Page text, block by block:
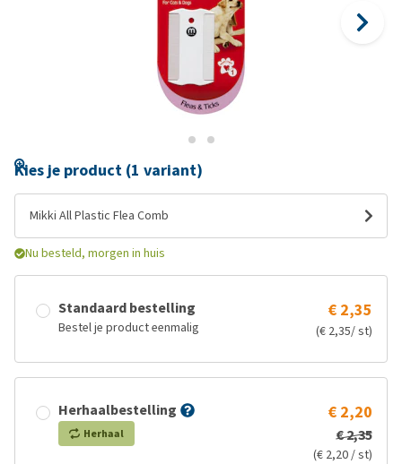
Kies je product (1 variant)
Mikki All Plastic Flea Comb
Nu besteld, morgen in huis
Standaard bestelling
Bestel je product eenmalig
€ 2,35
(€ 2,35/ st)
Herhaalbestelling
Herhaal
€ 2,20
€ 2,35
(€ 2,20 / st)